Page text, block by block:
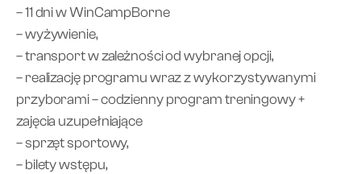
– 11 dni w WinCampBorne
– wyżywienie,
– transport w zależności od wybranej opcji,
– realizację programu wraz z wykorzystywanymi
przyborami – codzienny program treningowy +
zajęcia uzupełniające
– sprzęt sportowy,
– bilety wstępu,